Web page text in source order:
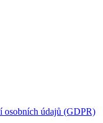
osobních údajů (GDPR)